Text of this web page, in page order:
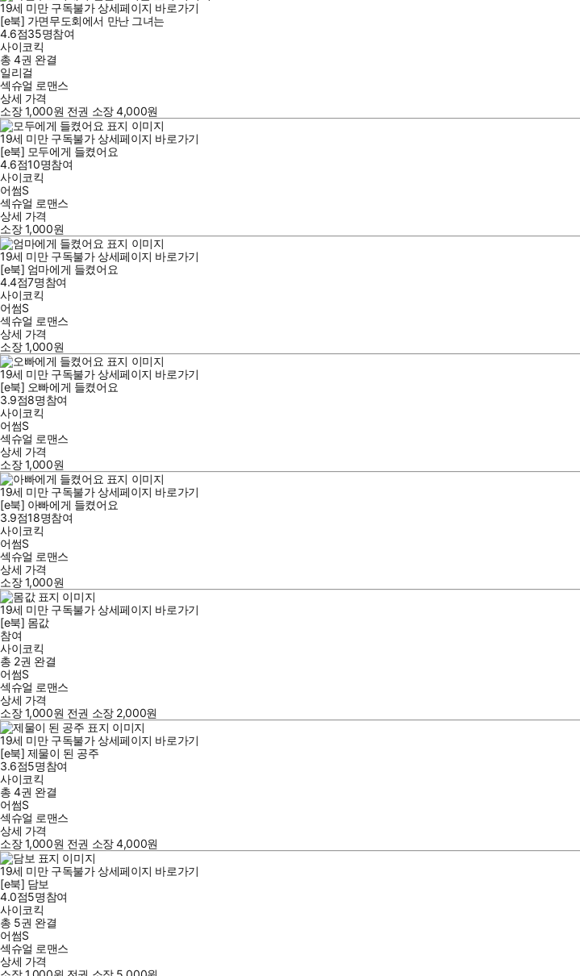
19세 미만 구독불가 상세페이지 바로가기
[e북] 가면무도회에서 만난 그녀는
4.6점35명참여
사이코킥
총 4권 완결
일리걸
섹슈얼 로맨스
상세 가격
소장1,000원 전권 소장4,000원
19세 미만 구독불가 상세페이지 바로가기
[e북] 모두에게 들켰어요
4.6점10명참여
사이코킥
어썸S
섹슈얼 로맨스
상세 가격
소장1,000원
19세 미만 구독불가 상세페이지 바로가기
[e북] 엄마에게 들켰어요
4.4점7명참여
사이코킥
어썸S
섹슈얼 로맨스
상세 가격
소장1,000원
19세 미만 구독불가 상세페이지 바로가기
[e북] 오빠에게 들켰어요
3.9점8명참여
사이코킥
어썸S
섹슈얼 로맨스
상세 가격
소장1,000원
19세 미만 구독불가 상세페이지 바로가기
[e북] 아빠에게 들켰어요
3.9점18명참여
사이코킥
어썸S
섹슈얼 로맨스
상세 가격
소장1,000원
19세 미만 구독불가 상세페이지 바로가기
[e북] 몸값
참여
사이코킥
총 2권 완결
어썸S
섹슈얼 로맨스
상세 가격
소장1,000원 전권 소장 2,000원
19세 미만 구독불가 상세페이지 바로가기
[e북] 제물이 된 공주
3.6점5명참여
사이코킥
총 4권 완결
어썸S
섹슈얼 로맨스
상세 가격
소장1,000원 전권 소장4,000원
19세 미만 구독불가 상세페이지 바로가기
[e북] 담보
4.0점5명참여
사이코킥
총 5권 완결
어썸S
섹슈얼 로맨스
상세 가격